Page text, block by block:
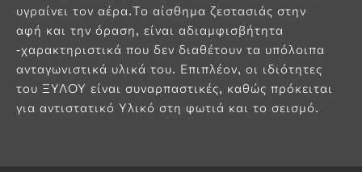
υγραίνει τον αέρα.Το αίσθημα ζεστασιάς στην
αφή και την όραση, είναι αδιαμφισβήτητα
-χαρακτηριστικά που δεν διαθέτουν τα υπόλοιπα
ανταγωνιστικά υλικά του. Επιπλέον, οι ιδιότητες
του ΞΥΛΟΥ είναι συναρπαστικές, καθώς πρόκειται
για αντιστατικό Υλικό στη φωτιά και το σεισμό.